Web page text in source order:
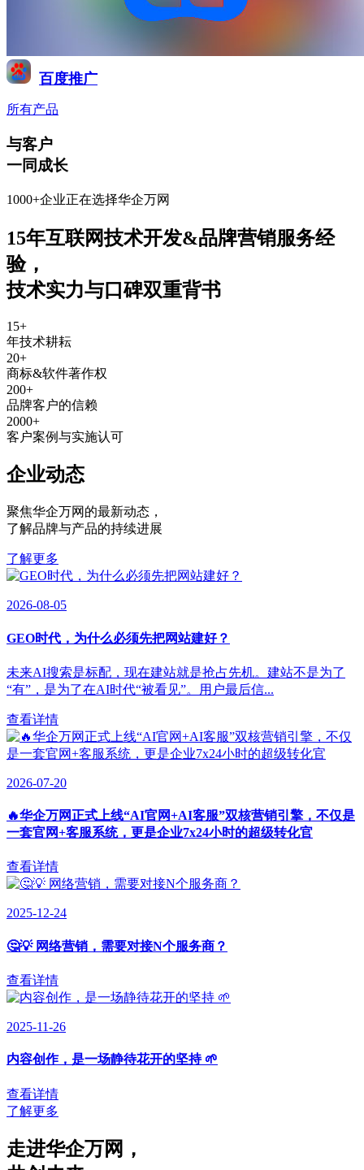
百度推广
所有产品
与客户
一同成长
1000+企业正在选择华企万网
15年互联网技术开发&品牌营销服务经
验，
技术实力与口碑双重背书
15+
年技术耕耘
20+
商标&软件著作权
200+
品牌客户的信赖
2000+
客户案例与实施认可
企业动态
聚焦华企万网的最新动态 ，
了解品牌与产品的持续进展
了解更多
2026-08-05
GEO时代，为什么必须先把网站建好？
未来AI搜索是标配，现在建站就是抢占先机。建站不是为了
“有”，是为了在AI时代“被看见”。用户最后信...
查看详情
2026-07-20
🔥华企万网正式上线“AI官网+AI客服”双核营销引擎，不仅是
一套官网+客服系统，更是企业7x24小时的超级转化官
查看详情
2025-12-24
🤔💡 网络营销，需要对接N个服务商？
查看详情
2025-11-26
内容创作，是一场静待花开的坚持 🌱
查看详情
了解更多
走进华企万网 ，